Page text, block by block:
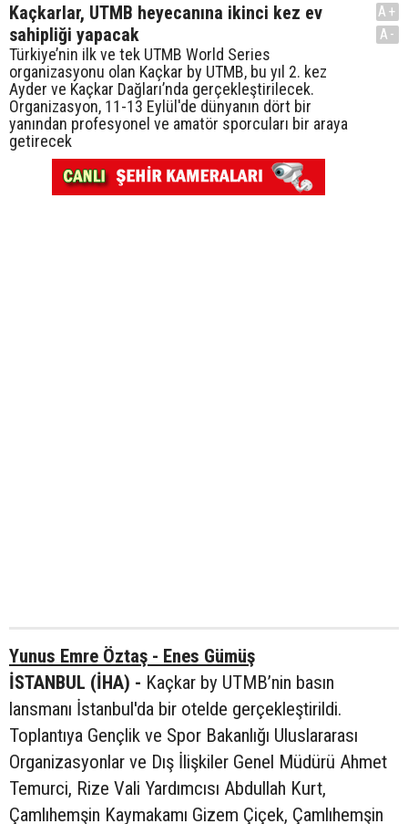
Kaçkarlar, UTMB heyecanına ikinci kez ev
sahipliği yapacak
Türkiye’nin ilk ve tek UTMB World Series
organizasyonu olan Kaçkar by UTMB, bu yıl 2. kez
Ayder ve Kaçkar Dağları’nda gerçekleştirilecek.
Organizasyon, 11-13 Eylül'de dünyanın dört bir
yanından profesyonel ve amatör sporcuları bir araya
getirecek
A+
A-
Yunus Emre Öztaş - Enes Gümüş
İSTANBUL (İHA) - Kaçkar by UTMB’nin basın
lansmanı İstanbul'da bir otelde gerçekleştirildi.
Toplantıya Gençlik ve Spor Bakanlığı Uluslararası
Organizasyonlar ve Dış İlişkiler Genel Müdürü Ahmet
Temurci, Rize Vali Yardımcısı Abdullah Kurt,
Çamlıhemşin Kaymakamı Gizem Çiçek, Çamlıhemşin